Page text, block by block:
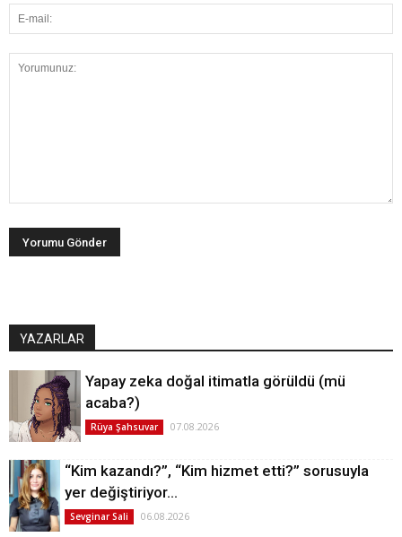
YAZARLAR
Yapay zeka doğal itimatla görüldü (mü
acaba?)
Rüya Şahsuvar 07.08.2026
“Kim kazandı?”, “Kim hizmet etti?” sorusuyla
yer değiştiriyor…
Sevginar Sali 06.08.2026